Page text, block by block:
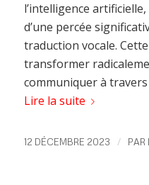
l’intelligence
d’une percée
traduction vocale.
transformer
communiquer à
Lire la suite
12 DÉCEMBRE 2023 / PAR